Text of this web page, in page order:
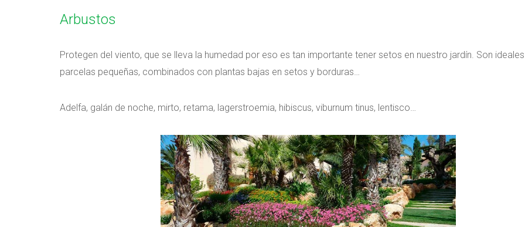
Arbustos
Protegen del viento, que se lleva la humedad por eso es tan importante tener setos en nuestro jardín. Son
parcelas pequeñas, combinados con plantas bajas en setos y borduras…
Adelfa, galán de noche, mirto, retama, lagerstroemia, hibiscus, viburnum tinus, lentisco…